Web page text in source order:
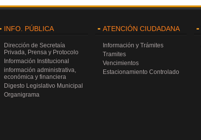
INFO. PÚBLICA
Dirección de Secretaía
Privada, Prensa y Protocolo
Información Institucional
información administrativa,
económica y financiera
Digesto Legislativo Municipal
Organigrama
ATENCIÓN CIUDADANA
Información y Trámites
Tramites
Vencimientos
Estacionamiento Controlado